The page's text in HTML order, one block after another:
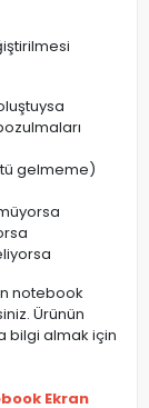
gelmeme)
notebook
Ürünün
bilgi almak için
Ekran